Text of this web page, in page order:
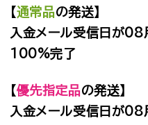
【通常品の発送】
入金メール受信日が08
100%完了
【優先指定品の発送】
入金メール受信日が08